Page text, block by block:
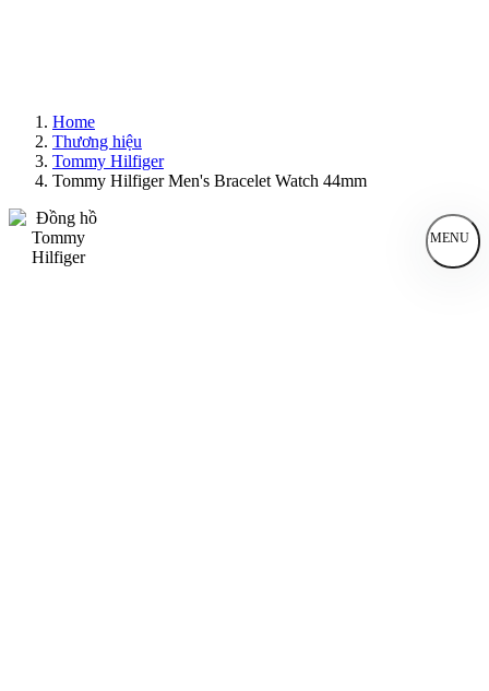
Home
Thương hiệu
Tommy Hilfiger
Tommy Hilfiger Men's Bracelet Watch 44mm
MENU